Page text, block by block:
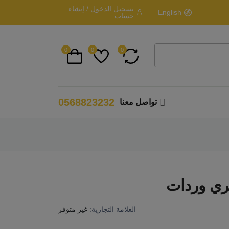
English
تسجيل الدخول / إنشاء
حساب
0
0
0
تواصل معنا 0568823232
وردات
العلامة التجارية: غير متوفر